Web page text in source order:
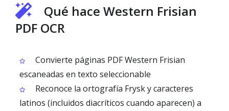
Qué hace Western Frisian
PDF OCR
Convierte páginas PDF Western Frisian
escaneadas en texto seleccionable
Reconoce la ortografía Frysk y caracteres
latinos (incluidos diacríticos cuando aparecen) a